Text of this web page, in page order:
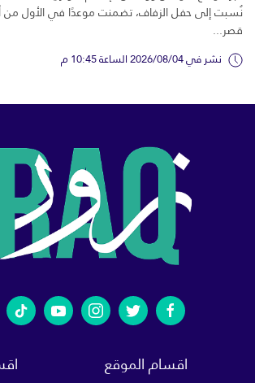
نُسبت إلى حفل الزفاف، تضمنت موعدًا في الأول
قصر...
نشر في 2026/08/04 الساعة 10:45 م
اقسام الموقع